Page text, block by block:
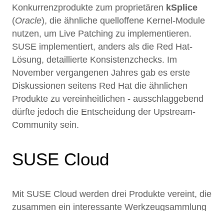
Konkurrenzprodukte zum proprietären kSplice
(Oracle), die ähnliche quelloffene Kernel-Module
nutzen, um Live Patching zu implementieren.
SUSE implementiert, anders als die Red Hat-
Lösung, detaillierte Konsistenzchecks. Im
November vergangenen Jahres gab es erste
Diskussionen seitens Red Hat die ähnlichen
Produkte zu vereinheitlichen - ausschlaggebend
dürfte jedoch die Entscheidung der Upstream-
Community sein.
SUSE Cloud
Mit SUSE Cloud werden drei Produkte vereint, die
zusammen ein interessante Werkzeugsammlung